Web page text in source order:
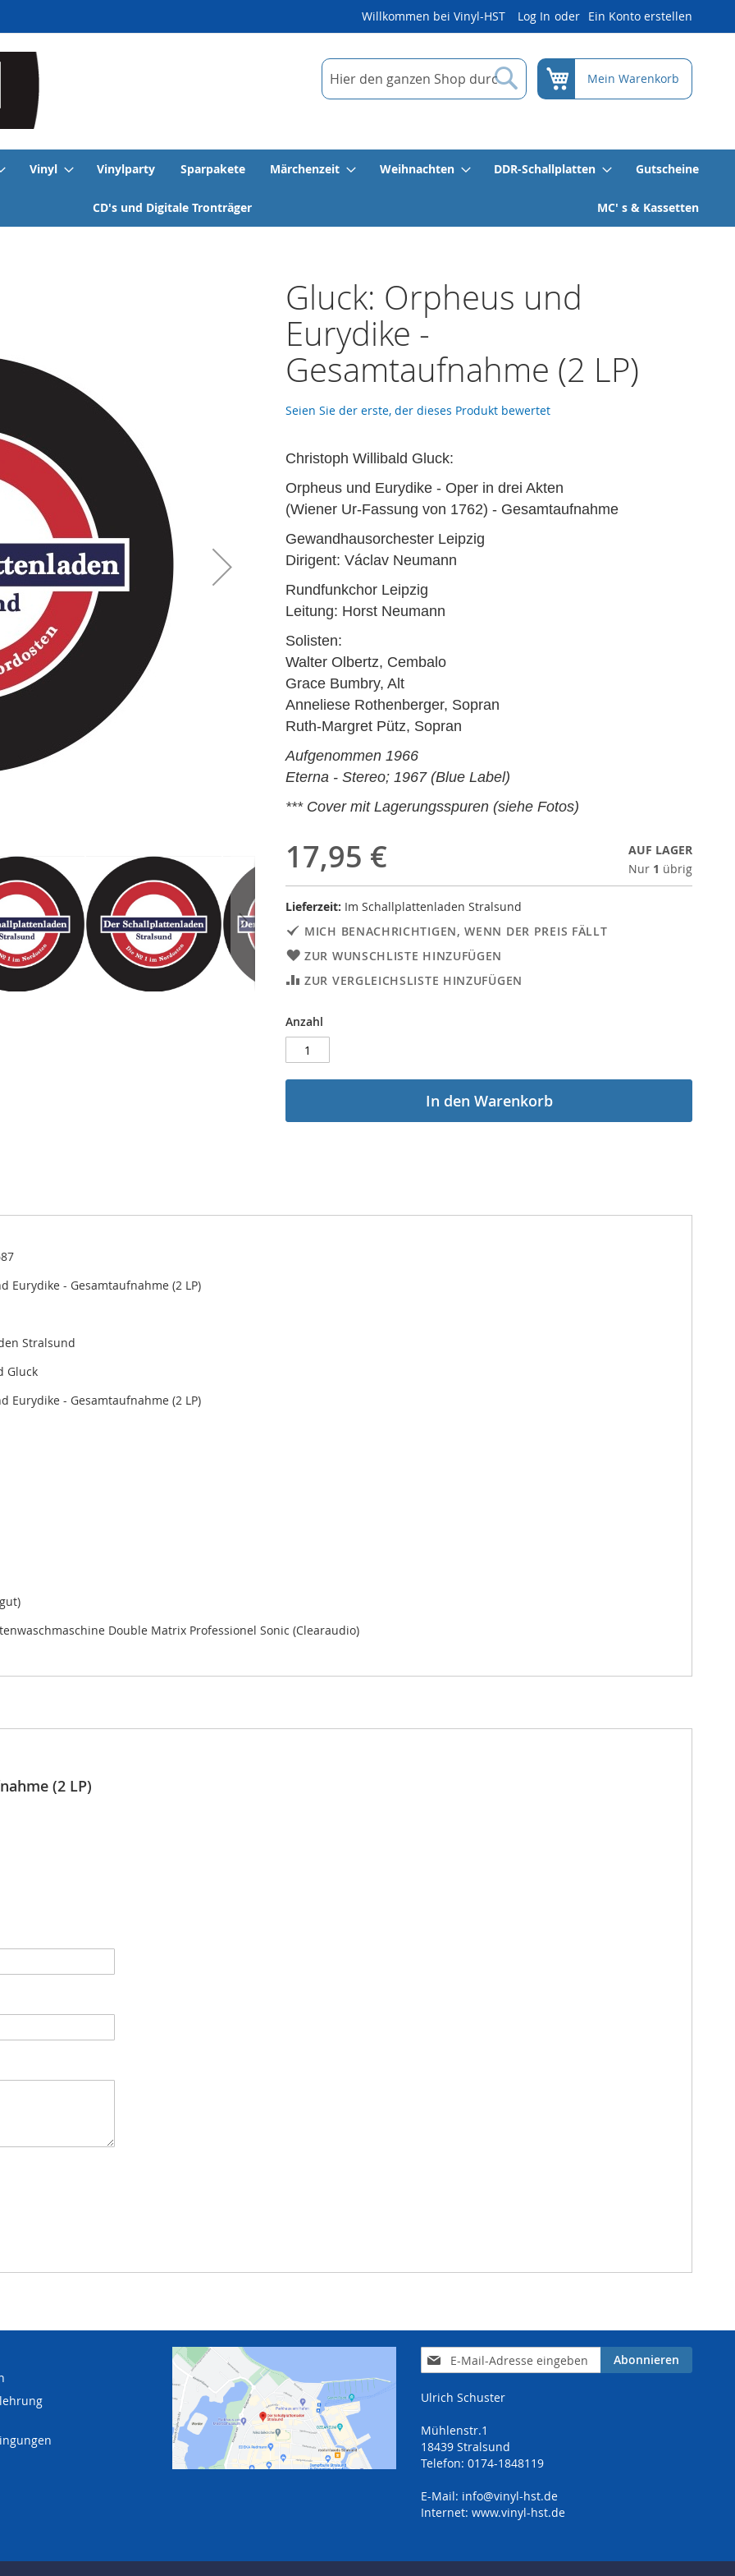
Willkommen bei Vinyl-HST Log In Ein Konto erstellen
Suche
Suche
Mein Warenkorb
Vinyl Vinylparty Sparpakete Märchenzeit Weihnachten DDR-Schallplatten Gutscheine
CD's und Digitale Tronträger MC' s & Kassetten
Gluck: Orpheus und
Eurydike -
Gesamtaufnahme (2 LP)
Seien Sie der erste, der dieses Produkt bewertet
Christoph Willibald Gluck:
Orpheus und Eurydike - Oper in drei Akten
(Wiener Ur-Fassung von 1762) - Gesamtaufnahme
Gewandhausorchester Leipzig
Dirigent: Václav Neumann
Rundfunkchor Leipzig
Leitung: Horst Neumann
Solisten:
Walter Olbertz, Cembalo
Grace Bumbry, Alt
Anneliese Rothenberger, Sopran
Ruth-Margret Pütz, Sopran
Aufgenommen 1966
Eterna - Stereo; 1967 (Blue Label)
*** Cover mit Lagerungsspuren (siehe Fotos)
17,95 €
AUF LAGER
Nur 1 übrig
Lieferzeit: Im Schallplattenladen Stralsund
MICH BENACHRICHTIGEN, WENN DER PREIS FÄLLT
ZUR WUNSCHLISTE HINZUFÜGEN
ZUR VERGLEICHSLISTE HINZUFÜGEN
Anzahl
In den Warenkorb
Eurydike - Gesamtaufnahme (2 LP)
Stralsund
Gluck
Eurydike - Gesamtaufnahme (2 LP)
Double Matrix Professionel Sonic (Clearaudio)
(2 LP)
Anmeldung
zum
Abonnieren
Ulrich Schuster
Mühlenstr.1
18439 Stralsund
Telefon: 0174-1848119
E-Mail: info@vinyl-hst.de
Internet: www.vinyl-hst.de